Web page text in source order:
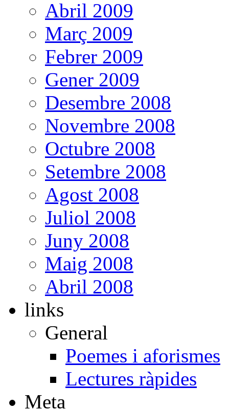
Abril 2009
Març 2009
Febrer 2009
Gener 2009
Desembre 2008
Novembre 2008
Octubre 2008
Setembre 2008
Agost 2008
Juliol 2008
Juny 2008
Maig 2008
Abril 2008
links
General
Poemes i aforismes
Lectures ràpides
Meta